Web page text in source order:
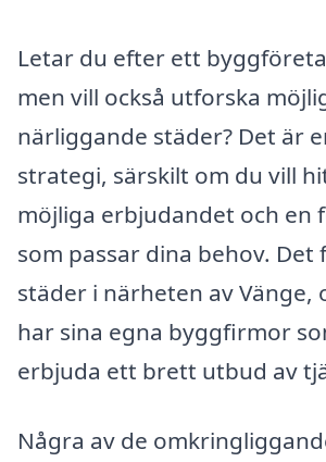
Letar du efter ett
men vill också utforska
närliggande städer? Det är
strategi, särskilt om du vill
möjliga erbjudandet och en
som passar dina behov. Det
städer i närheten av Vänge,
har sina egna byggfirmor
erbjuda ett brett utbud av
Några av de